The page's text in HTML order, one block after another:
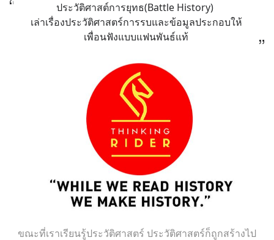
ประวัติศาสต์การยุทธ(Battle History)
เล่าเรื่องประวัติศาสตร์การรบและข้อมูลประกอบให้
เพื่อนฟังแบบแฟนพันธ์แท้
ขณะที่เราเรียนรู้ประวัติศาสตร์ ประวัติศาสตร์ก็ถูกสร้างไป